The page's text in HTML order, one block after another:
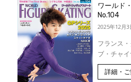
ワールド
No.104
2025年12月3
フランス
ブ・チャ
詳細・ご